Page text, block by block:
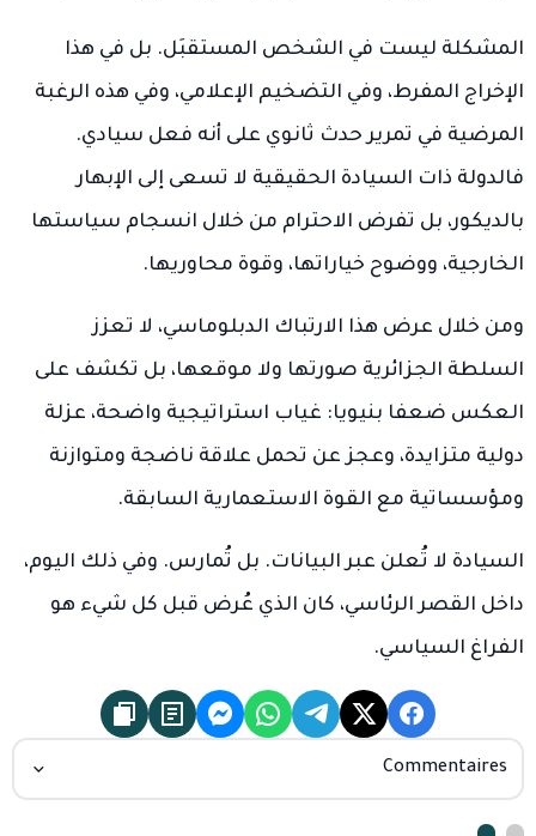
المشكلة ليست في الشخص المستقبَل. بل في هذا
الإخراج المفرط، وفي التضخيم الإعلامي، وفي هذه الرغبة
المرضية في تمرير حدث ثانوي على أنه فعل سيادي.
فالدولة ذات السيادة الحقيقية لا تسعى إلى الإبهار
بالديكور، بل تفرض الاحترام من خلال انسجام سياستها
الخارجية، ووضوح خياراتها، وقوة محاوريها.
ومن خلال عرض هذا الارتباك الدبلوماسي، لا تعزز
السلطة الجزائرية صورتها ولا موقعها، بل تكشف على
العكس ضعفا بنيويا: غياب استراتيجية واضحة، عزلة
دولية متزايدة، وعجز عن تحمل علاقة ناضجة ومتوازنة
ومؤسساتية مع القوة الاستعمارية السابقة.
السيادة لا تُعلن عبر البيانات. بل تُمارس. وفي ذلك اليوم،
داخل القصر الرئاسي، كان الذي عُرض قبل كل شيء هو
الفراغ السياسي.
Commentaires